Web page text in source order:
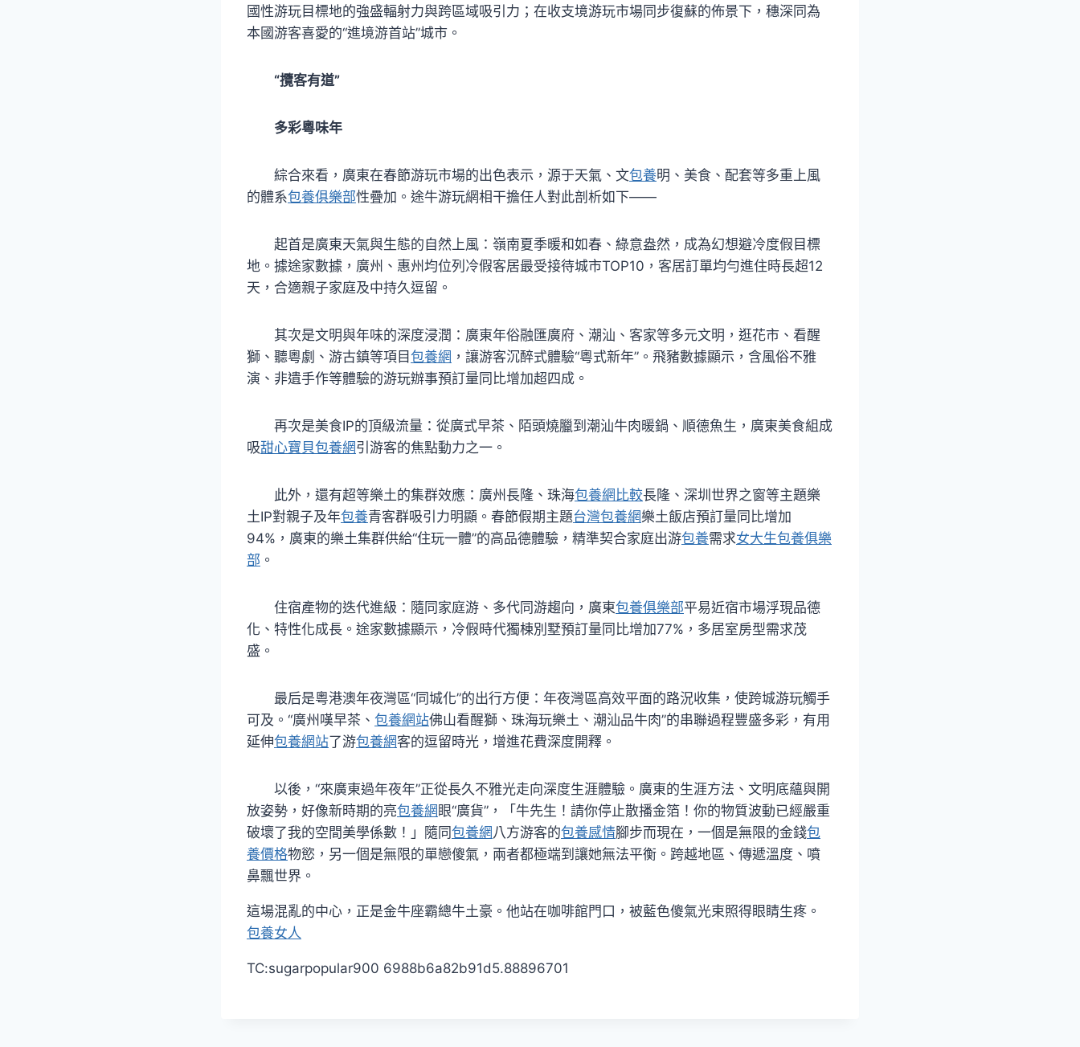
國性游玩目標地的強盛輻射力與跨區域吸引力；在收支境游玩市場同步復蘇的佈景下，穗深同為
本國游客喜愛的“進境游首站”城市。
“攬客有道”
多彩粵味年
綜合來看，廣東在春節游玩市場的出色表示，源于天氣、文包養明、美食、配套等多重上風
的體系包養俱樂部性疊加。途牛游玩網相干擔任人對此剖析如下——
起首是廣東天氣與生態的自然上風：嶺南夏季暖和如春、綠意盎然，成為幻想避冷度假目標
地。據途家數據，廣州、惠州均位列冷假客居最受接待城市TOP10，客居訂單均勻進住時長超12
天，合適親子家庭及中持久逗留。
其次是文明與年味的深度浸潤：廣東年俗融匯廣府、潮汕、客家等多元文明，逛花市、看醒
獅、聽粵劇、游古鎮等項目 包養網 ，讓游客沉醉式體驗“粵式新年”。飛豬數據顯示，含風俗不雅
演、非遺手作等體驗的游玩辦事預訂量同比增加超四成。
再次是美食IP的頂級流量：從廣式早茶、陌頭燒臘到潮汕牛肉暖鍋、順德魚生，廣東美食組成
吸甜心寶貝包養網引游客的焦點動力之一。
此外，還有超等樂土的集群效應：廣州長隆、珠海包養網比較長隆、深圳世界之窗等主題樂
土IP對親子及年包養青客群吸引力明顯。春節假期主題台灣包養網樂土飯店預訂量同比增加
94%，廣東的樂土集群供給“住玩一體”的高品德體驗，精準契合家庭出游包養需求女大生包養俱樂
部 。
住宿產物的迭代進級：隨同家庭游、多代同游趨向，廣東包養俱樂部平易近宿市場浮現品德
化、特性化成長。途家數據顯示，冷假時代獨棟別墅預訂量同比增加77%，多居室房型需求茂
盛。
最后是粵港澳年夜灣區“同城化”的出行方便：年夜灣區高效平面的路況收集，使跨城游玩觸手
可及。“廣州嘆早茶、 包養網站佛山看醒獅、珠海玩樂土、潮汕品牛肉”的串聯過程豐盛多彩，有用
延伸包養網站了游包養網客的逗留時光，增進花費深度開釋。
以後，“來廣東過年夜年”正從長久不雅光走向深度生涯體驗。廣東的生涯方法、文明底蘊與開
放姿勢，好像新時期的亮包養網 眼“廣貨”，「牛先生！請你停止散播金箔！你的物質波動已經嚴重
破壞了我的空間美學係數！」隨同包養網 八方游客的包養感情腳步而現在，一個是無限的金錢包
養價格物慾，另一個是無限的單戀傻氣，兩者都極端到讓她無法平衡。跨越地區、傳遞溫度、噴
鼻飄世界。
這場混亂的中心，正是金牛座霸總牛土豪。他站在咖啡館門口，被藍色傻氣光束照得眼睛生疼。
包養女人
TC:sugarpopular900 6988b6a82b91d5.88896701